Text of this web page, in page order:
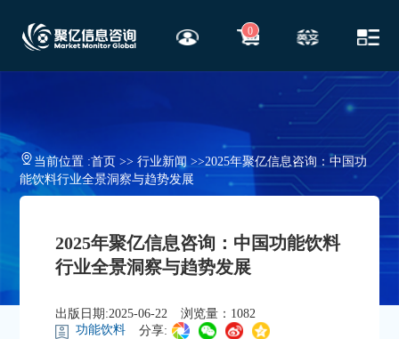
0
当前位置 :首页>> 行业新闻 >>2025年聚亿信息咨询：中国功
能饮料行业全景洞察与趋势发展
2025年聚亿信息咨询：中国功能饮料
行业全景洞察与趋势发展
出版日期:2025-06-22
浏览量：1082
功能饮料
分享: